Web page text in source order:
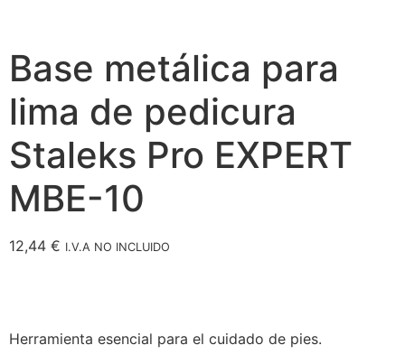
Base metálica para
lima de pedicura
Staleks Pro EXPERT
MBE-10
12,44 € I.V.A NO INCLUIDO
Herramienta esencial para el cuidado de pies.